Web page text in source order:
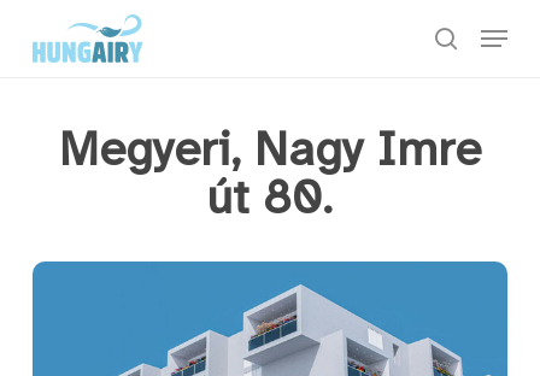
keresés
Menu
Megyeri, Nagy Imre
út 80.